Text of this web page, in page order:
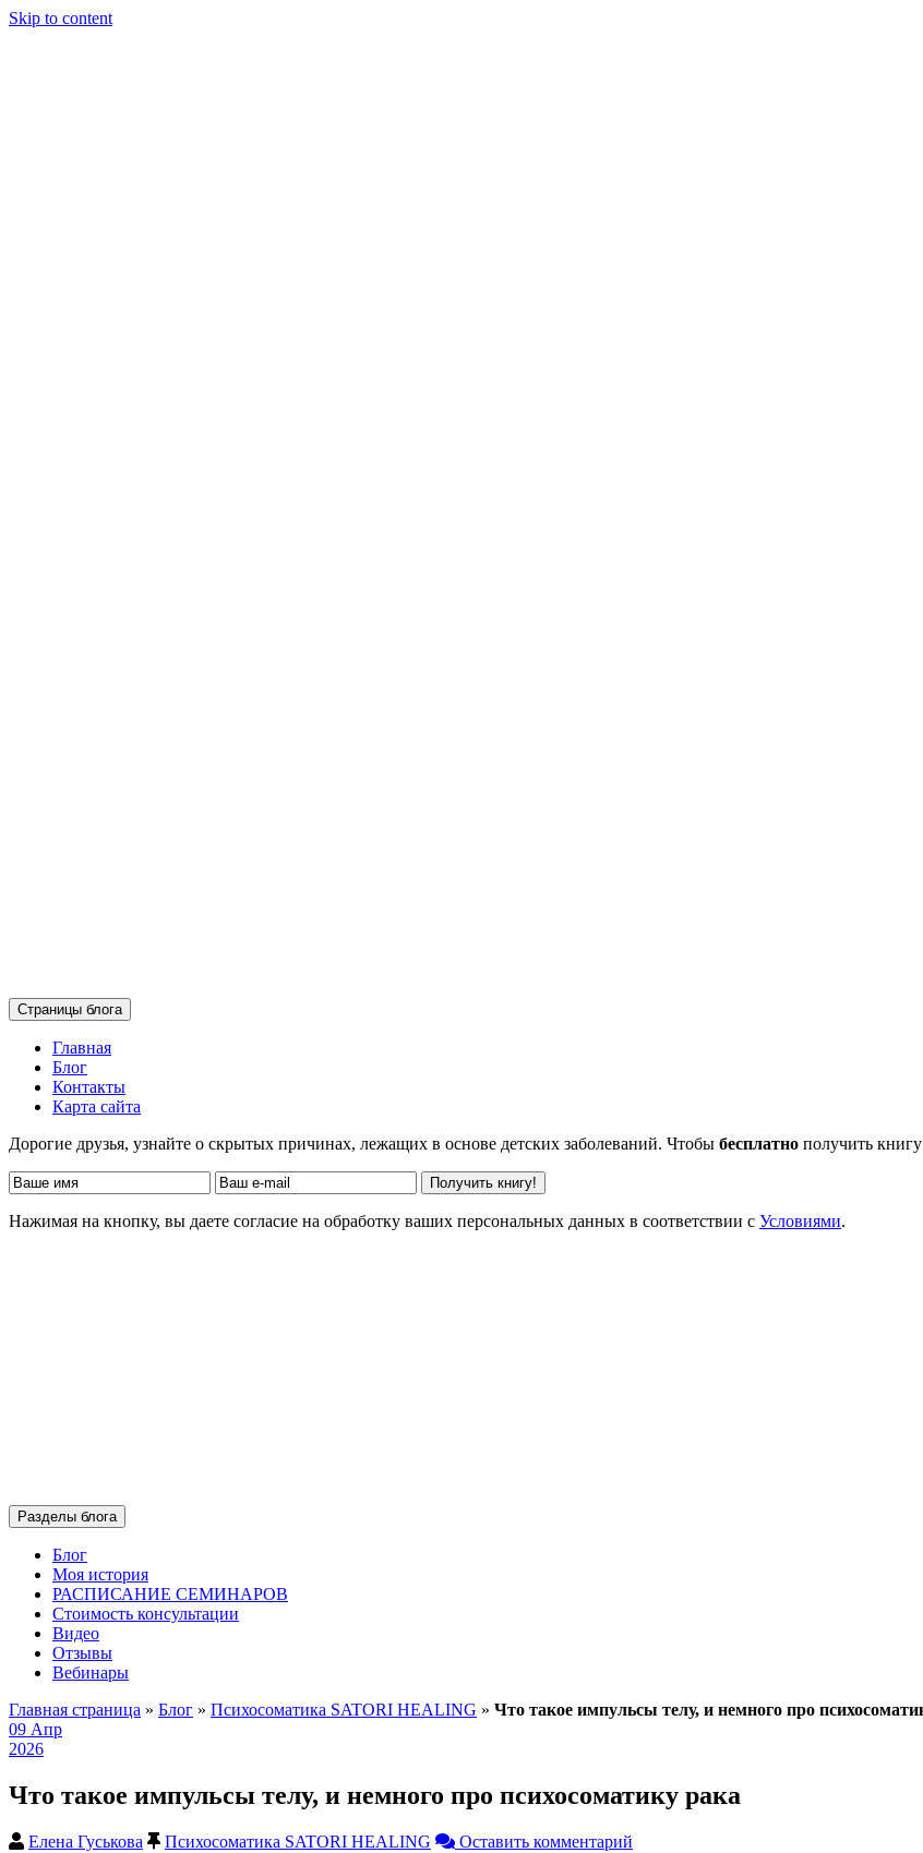
Skip to content
Страницы блога
Главная
Блог
Контакты
Карта сайта
Дорогие друзья, узнайте о скрытых причинах, лежащих в основе детских заболеваний. Чтобы бесплатно получить
Нажимая на кнопку, вы даете согласие на обработку ваших персональных данных в соответствии с Условиями.
Разделы блога
Блог
Моя история
РАСПИСАНИЕ СЕМИНАРОВ
Стоимость консультации
Видео
Отзывы
Вебинары
Главная страница » Блог » Психосоматика SATORI HEALING » Что такое импульсы телу, и немного про
09 Апр
2026
Что такое импульсы телу, и немного про психосоматику рака
Елена Гуськова Психосоматика SATORI HEALING
Оставить комментарий